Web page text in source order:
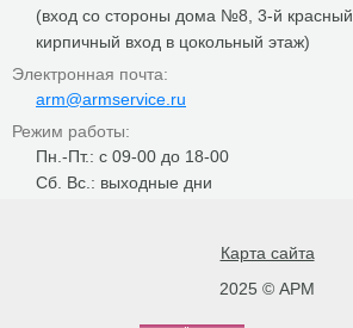
(вход со стороны дома №8, 3-й красный
кирпичный вход в цокольный этаж)
Электронная почта:
arm@armservice.ru
Режим работы:
Пн.-Пт.: с 09-00 до 18-00
Сб. Вс.: выходные дни
Карта сайта
2025 © АРМ